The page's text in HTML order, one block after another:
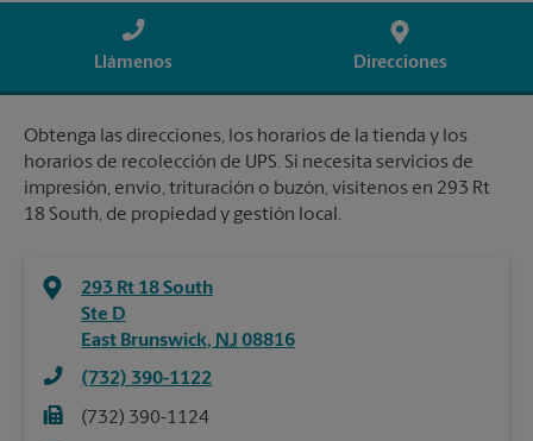
Llámenos Direcciones
Obtenga las direcciones, los horarios de la tienda y los
horarios de recolección de UPS. Si necesita servicios de
impresión, envío, trituración o buzón, visítenos en 293 Rt
18 South, de propiedad y gestión local.
293 Rt 18 South
Ste D
East Brunswick, NJ 08816
(732) 390-1122
(732) 390-1124